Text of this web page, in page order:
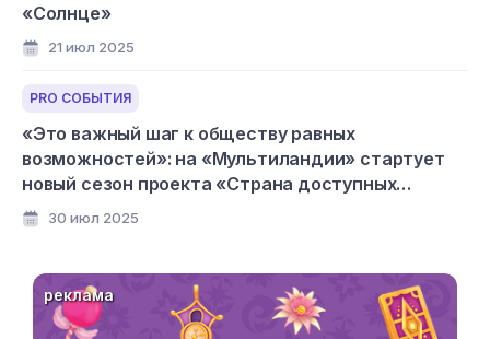
«Солнце»
21 июл 2025
PRO СОБЫТИЯ
«Это важный шаг к обществу равных
возможностей»: на «Мультиландии» стартует
новый сезон проекта «Страна доступных
мультфильмов»
30 июл 2025
реклама